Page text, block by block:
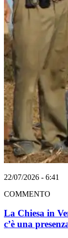
22/07/2026 - 6:41
COMMENTO
La Chiesa in
c’è una